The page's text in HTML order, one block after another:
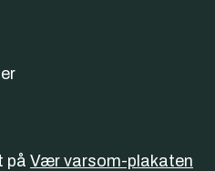
på Vær varsom-plakaten